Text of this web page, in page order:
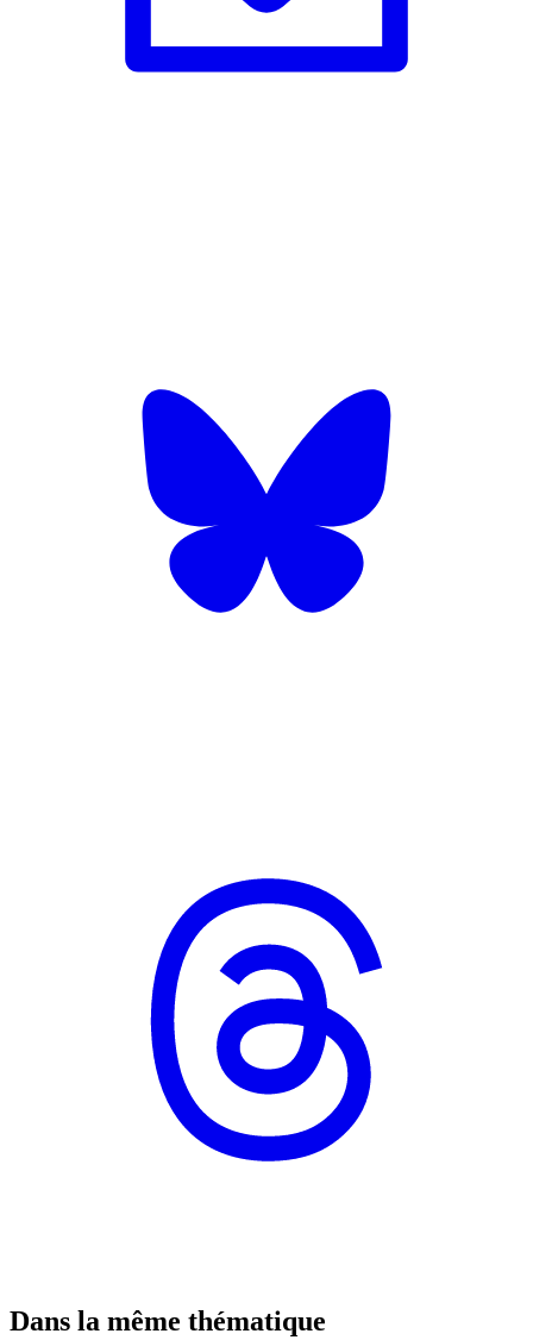
Dans la même thématique